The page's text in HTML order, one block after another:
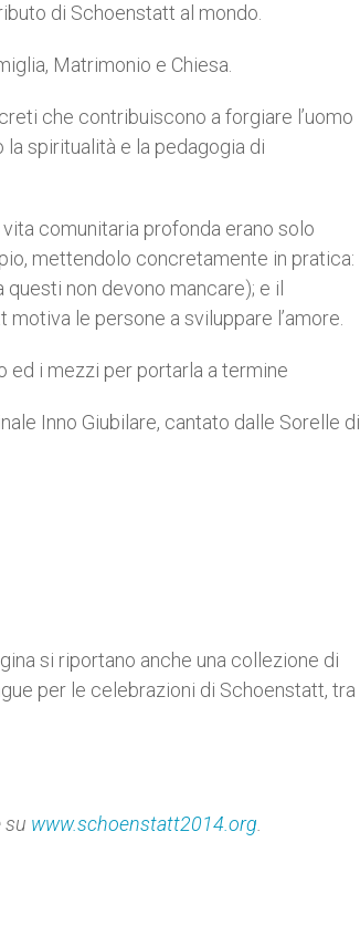
di Schoenstatt al mondo.
Matrimonio e Chiesa.
che contribuiscono a forgiare l’uomo
spiritualità e la pedagogia di
comunitaria profonda erano solo
mettendolo concretamente in pratica:
non devono mancare); e il
le persone a sviluppare l’amore.
ed i mezzi per portarla a termine
Inno Giubilare, cantato dalle Sorelle di
si riportano anche una collezione di
per le celebrazioni di Schoenstatt, tra
su www.schoenstatt2014.org